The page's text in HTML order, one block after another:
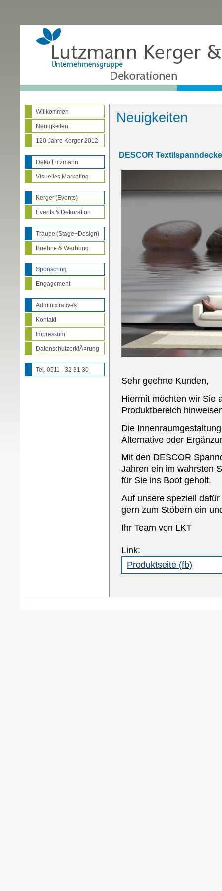
Willkommen
Neuigkeiten
120 Jahre Kerger 2012
Deko Lutzmann
Visuelles Marketing
Kerger (Events)
Events & Dekoration
Traupe (Stage+Design)
Buehne & Werbung
Sponsoring
Engagement
Administratives
Kontakt
Impressum
DatenschutzerklÃ¤rung
Tel. 0511 - 32 31 30
Neuigkeiten
DESCOR
Sehr geehrte Kunden,
Hiermit möchten wir Sie
Produktbereich
Die
Alternative oder
Mit den DESCOR
Jahren ein im wahrsten
für Sie ins Boot geholt.
Auf unsere speziell
gern zum Stöbern ein
Ihr Team von LKT
Link:
Produktseite (fb)